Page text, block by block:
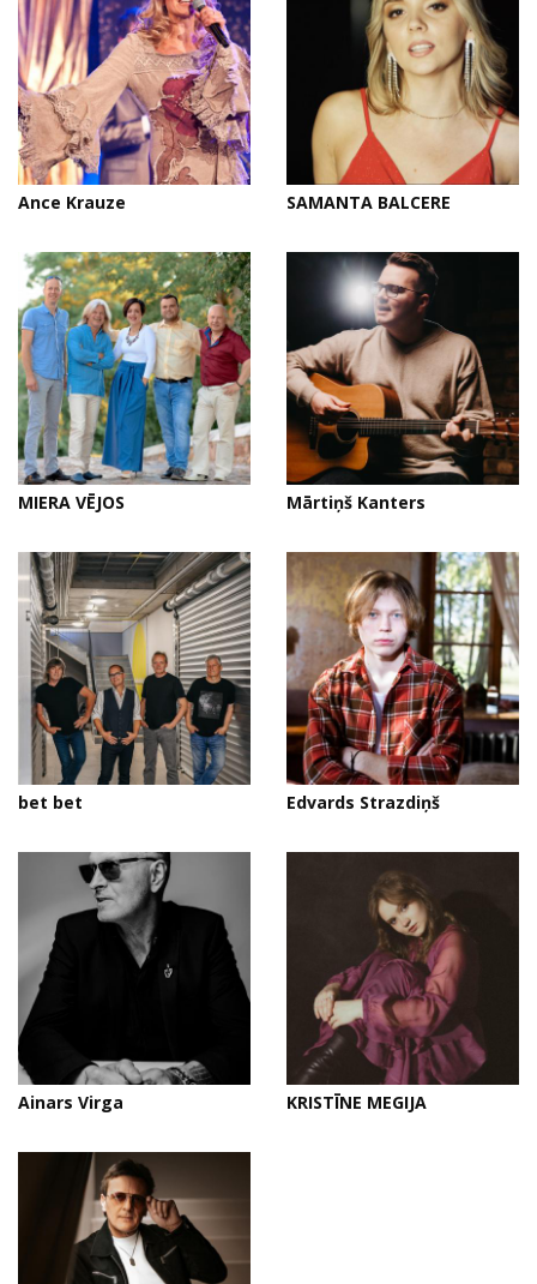
Ance Krauze SAMANTA BALCERE
MIERA VĒJOS Mārtiņš Kanters
bet bet Edvards Strazdiņš
Ainars Virga KRISTĪNE MEGIJA